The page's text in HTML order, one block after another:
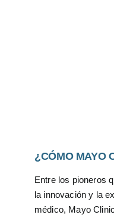
¿CÓMO MAYO
Entre los pioneros
la innovación y la
médico, Mayo